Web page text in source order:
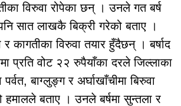
विरुवा रोपेका छन् । उनले गत बर्ष
सात लाखकै बिक्री गरेको बताए ।
कागतीका विरुवा तयार हुँदैछन् । बर्षाद
प्रति वोट २२ रुपैयाँका दरले जिल्लाका
बाग्लुङ्ग र अर्घाखाँचीमा बिरुवा
हमालले बताए । उनले बर्षमा सुन्तला र